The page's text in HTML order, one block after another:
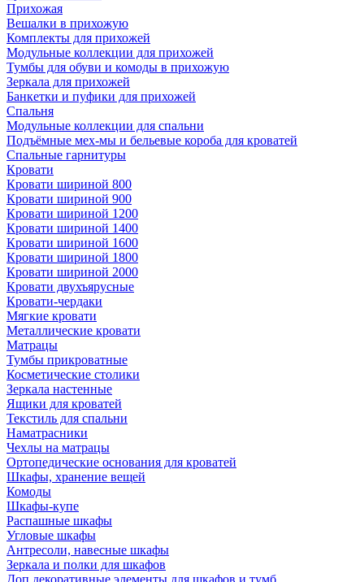
Прихожая
Вешалки в прихожую
Комплекты для прихожей
Модульные коллекции для прихожей
Тумбы для обуви и комоды в прихожую
Зеркала для прихожей
Банкетки и пуфики для прихожей
Спальня
Модульные коллекции для спальни
Подъёмные мех-мы и бельевые короба для кроватей
Спальные гарнитуры
Кровати
Кровати шириной 800
Кровати шириной 900
Кровати шириной 1200
Кровати шириной 1400
Кровати шириной 1600
Кровати шириной 1800
Кровати шириной 2000
Кровати двухъярусные
Кровати-чердаки
Мягкие кровати
Металлические кровати
Матрацы
Тумбы прикроватные
Косметические столики
Зеркала настенные
Ящики для кроватей
Текстиль для спальни
Наматрасники
Чехлы на матрацы
Ортопедические основания для кроватей
Шкафы, хранение вещей
Комоды
Шкафы-купе
Распашные шкафы
Угловые шкафы
Антресоли, навесные шкафы
Зеркала и полки для шкафов
Доп.декоративные элементы для шкафов и тумб